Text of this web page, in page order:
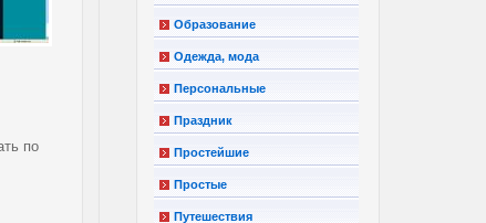
по
Образование
Одежда, мода
Персональные
Праздник
Простейшие
Простые
Путешествия